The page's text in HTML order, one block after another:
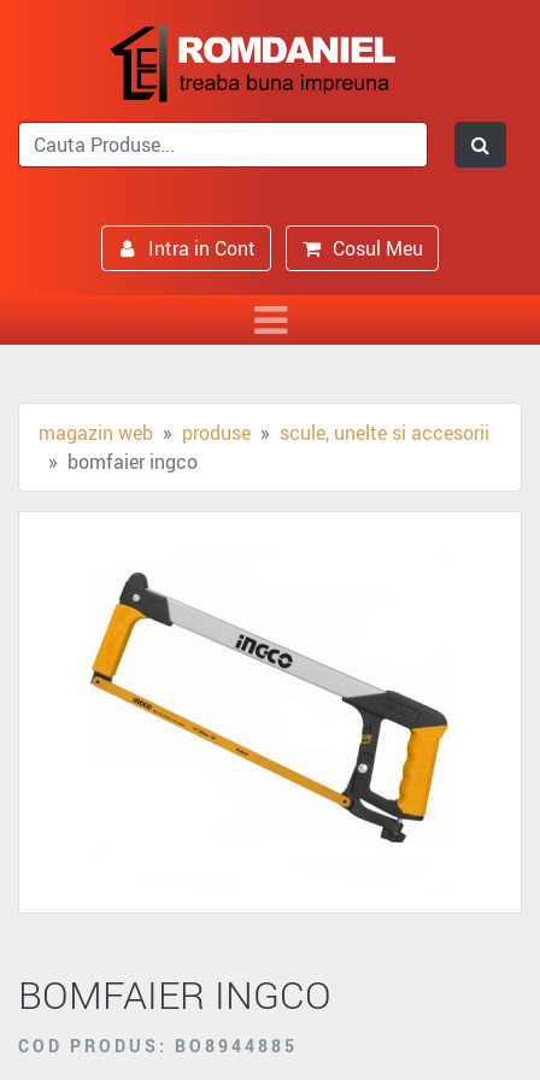
Intra in Cont Cosul Meu
magazin web produse
scule, unelte si accesorii
bomfaier ingco
BOMFAIER INGCO
COD PRODUS: BO8944885